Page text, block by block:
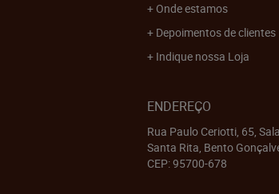
Onde estamos
Depoimentos de clientes
Indique nossa Loja
ENDEREÇO
Rua Paulo Ceriotti, 65,
Santa Rita, Bento
CEP: 95700-678